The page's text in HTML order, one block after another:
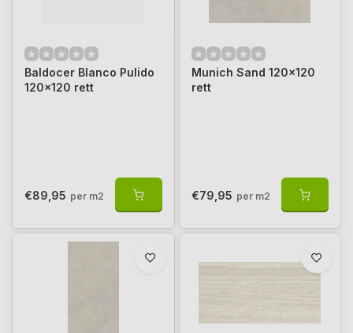
Baldocer Blanco Pulido
120x120 rett
€89,95 per m2
Munich Sand 120x120
rett
€79,95 per m2